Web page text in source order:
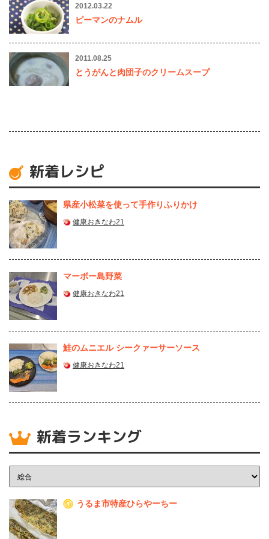
2012.03.22
ピーマンのナムル
2011.08.25
とうがんと肉団子のクリームスープ
新着レシピ
県産⼩松菜を使って⼿作りふりかけ
健康おきなわ21
マーボー島野菜
健康おきなわ21
鮭のムニエル シークァーサーソース
健康おきなわ21
新着ランキング
1 うるま市特産ひらやーちー